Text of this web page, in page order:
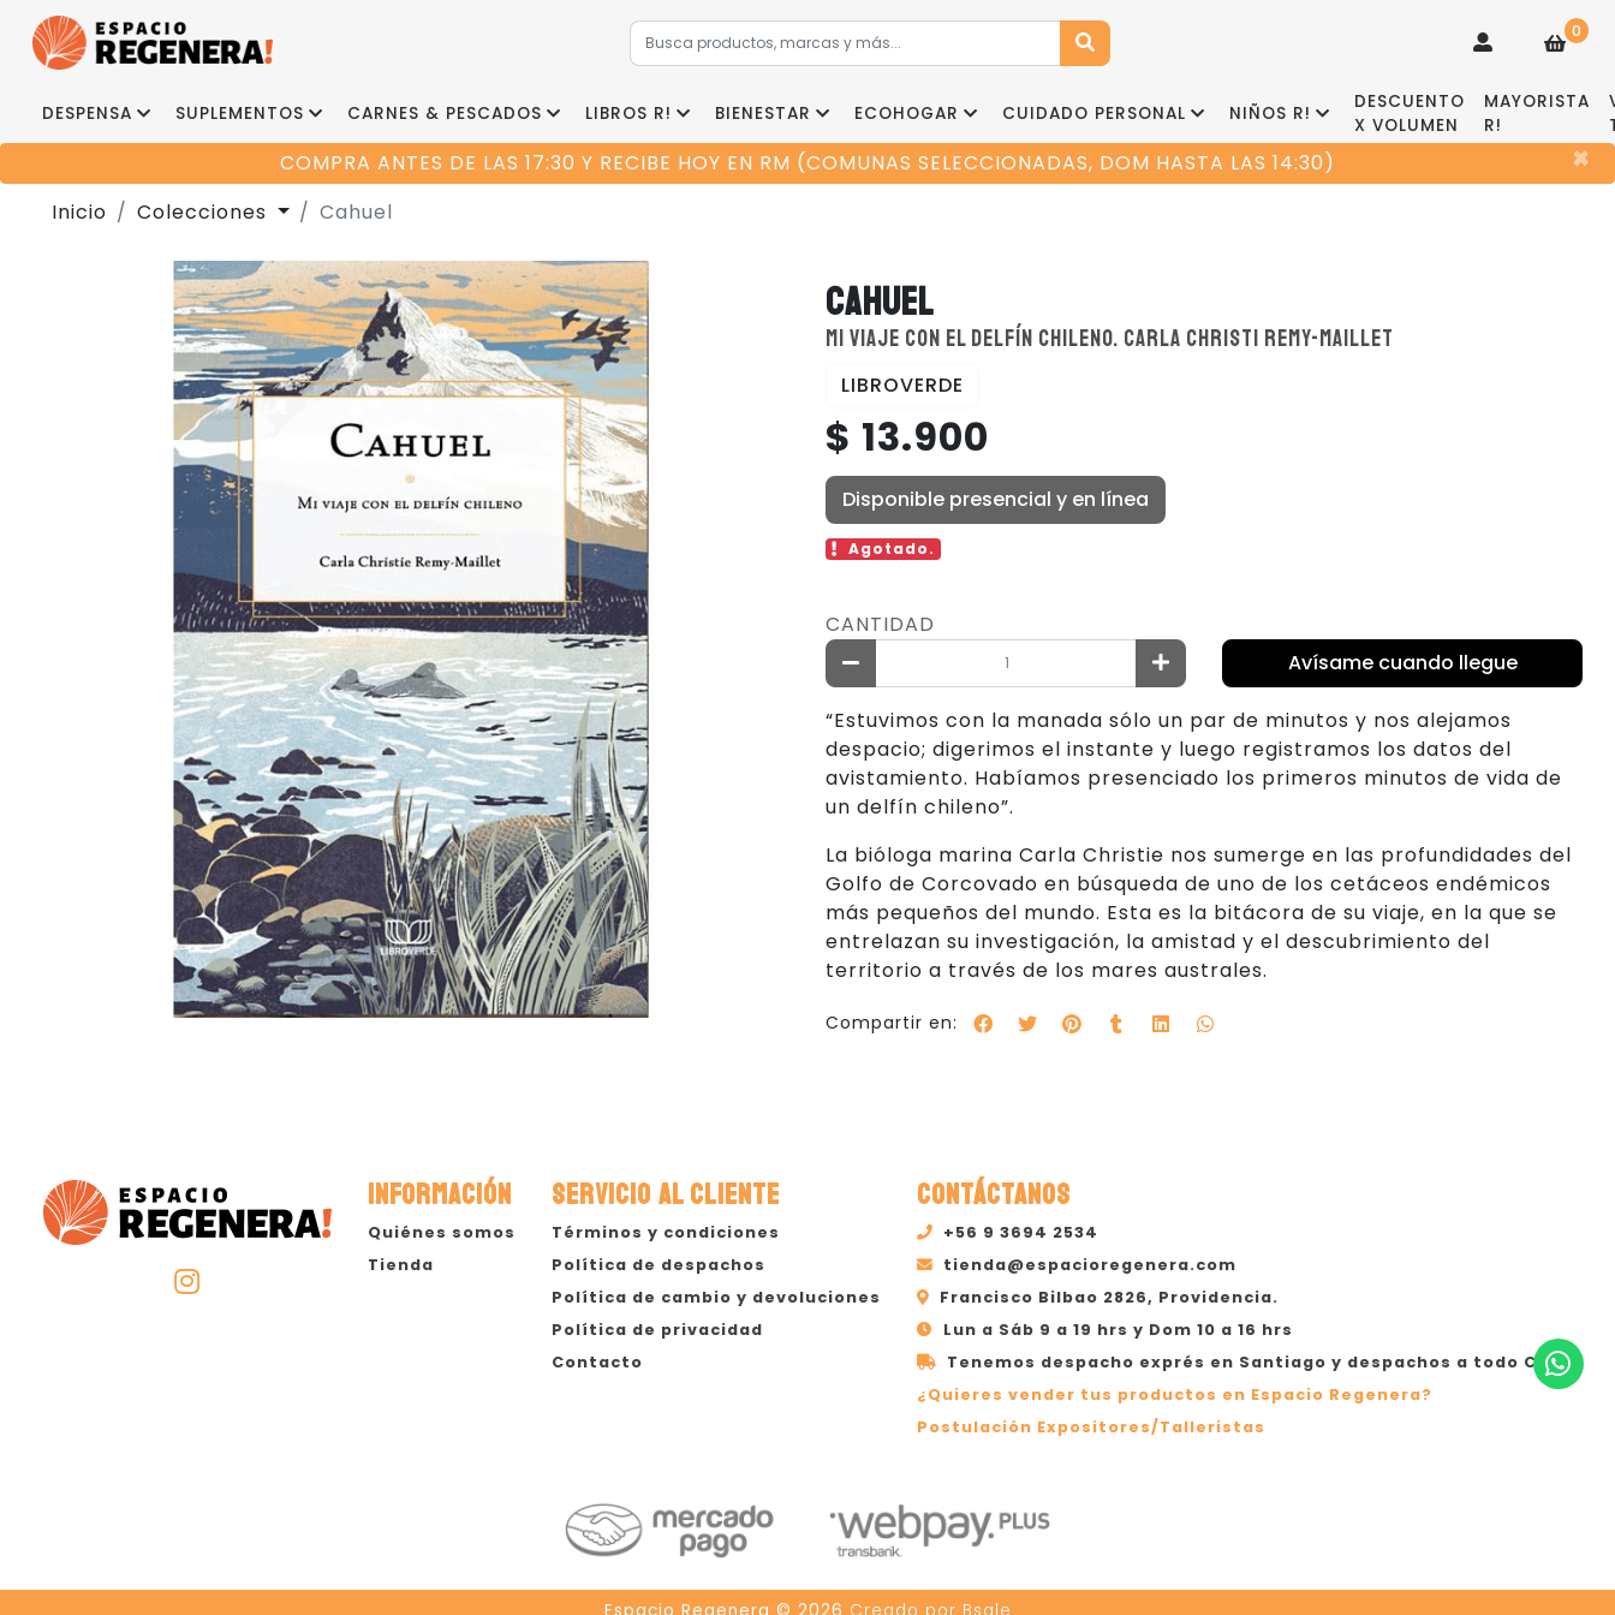
0
DESPENSA SUPLEMENTOS CARNES & PESCADOS LIBROS R! BIENESTAR ECOHOGAR CUIDADO PERSONAL NIÑOS R!
DESCUENTO
X VOLUMEN
MAYORISTA
R!
COMPRA ANTES DE LAS 17:30 Y RECIBE HOY EN RM (COMUNAS SELECCIONADAS, DOM HASTA LAS 14:30) ×
Inicio Colecciones Cahuel
CAHUEL
MI VIAJE CON EL DELFÍN CHILENO. CARLA CHRISTI REMY-MAILLET
LIBROVERDE
$ 13.900
Disponible presencial y en línea
Agotado.
CANTIDAD
Avísame cuando llegue
“Estuvimos con la manada sólo un par de minutos y nos alejamos
despacio; digerimos el instante y luego registramos los datos del
avistamiento. Habíamos presenciado los primeros minutos de vida de
un delfín chileno”.
La bióloga marina Carla Christie nos sumerge en las profundidades del
Golfo de Corcovado en búsqueda de uno de los cetáceos endémicos
más pequeños del mundo. Esta es la bitácora de su viaje, en la que se
entrelazan su investigación, la amistad y el descubrimiento del
territorio a través de los mares australes.
Compartir en:
INFORMACIÓN
Quiénes somos
Tienda
SERVICIO AL CLIENTE
Términos y condiciones
Política de despachos
Política de cambio y devoluciones
Política de privacidad
Contacto
CONTÁCTANOS
+56 9 3694 2534
tienda@espacioregenera.com
Francisco Bilbao 2826, Providencia.
Lun a Sáb 9 a 19 hrs y Dom 10 a 16 hrs
Tenemos despacho exprés en Santiago y despachos a todo Chile
¿Quieres vender tus productos en Espacio Regenera?
Postulación Expositores/Talleristas